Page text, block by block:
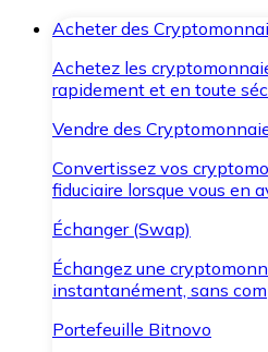
Acheter des
Achetez les
rapidement et en toute
Vendre des
Convertissez vos
fiduciaire lorsque vous en
Échanger (Swap)
Échangez une
instantanément, sans
Portefeuille Bitnovo